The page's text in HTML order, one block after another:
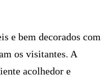
e bem decorados com
os visitantes. A
acolhedor e